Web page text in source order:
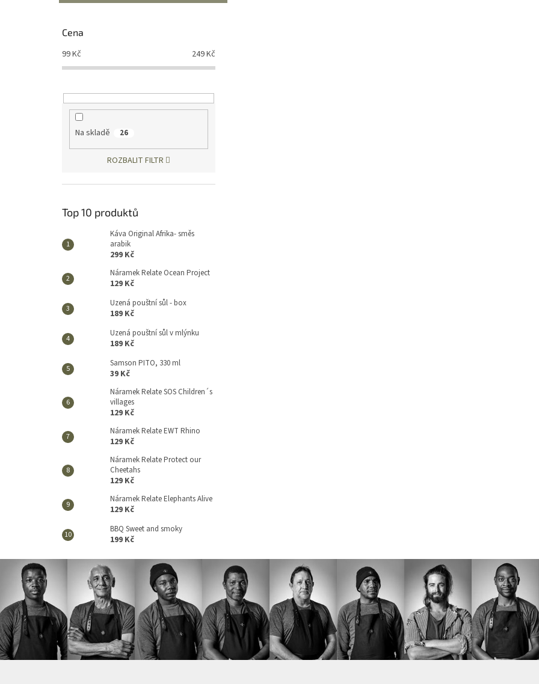
Cena
99Kč 249Kč
Na skladě 26
ROZBALIT FILTR
Top 10 produktů
Káva Original Afrika- směs
arabik
299 Kč
Náramek Relate Ocean Project
129 Kč
Uzená pouštní sůl - box
189 Kč
Uzená pouštní sůl v mlýnku
189 Kč
Samson PITO, 330 ml
39 Kč
Náramek Relate SOS Children´s
villages
129 Kč
Náramek Relate EWT Rhino
129 Kč
Náramek Relate Protect our
Cheetahs
129 Kč
Náramek Relate Elephants Alive
129 Kč
BBQ Sweet and smoky
199 Kč